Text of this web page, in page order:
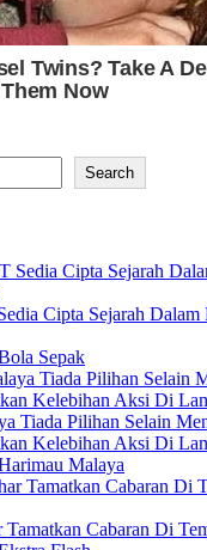
Search
Cipta Sejarah Dalam
Sepak
Tiada Pilihan Selain
Kelebihan Aksi Di
Malaya
Cabaran Di